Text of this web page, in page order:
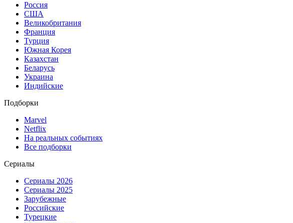
Россия
США
Великобритания
Франция
Турция
Южная Корея
Казахстан
Беларусь
Украина
Индийские
Подборки
Marvel
Netflix
На реальных событиях
Все подборки
Сериалы
Сериалы 2026
Сериалы 2025
Зарубежные
Российские
Турецкие